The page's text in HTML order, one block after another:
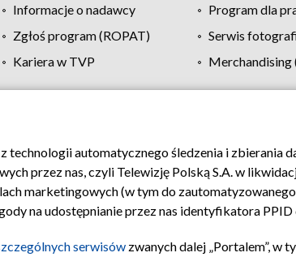
Informacje o nadawcy
Program dla
Zgłoś program (ROPAT)
Serwis
Kariera w TVP
Merchandising
Moje zgody Pomoc Biuro reklamy
automatycznego śledzenia i zbierania
przez nas, czyli Telewizję Polską S.A. w
marketingowych (w tym do
na udostępnianie przez nas identyfikatora PPID
serwisów zwanych dalej „Portalem”, w